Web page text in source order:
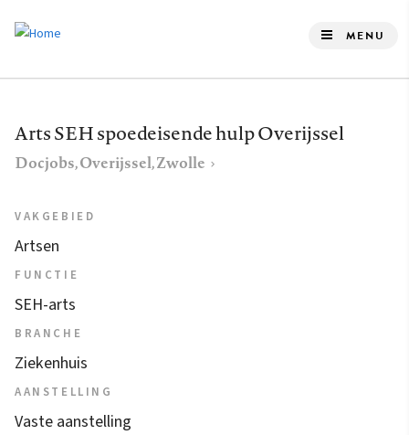
de
gaan
MENU
Arts SEH spoedeisende hulp Overijssel
Docjobs, Overijssel, Zwolle
VAKGEBIED
Artsen
FUNCTIE
SEH-arts
BRANCHE
Ziekenhuis
AANSTELLING
Vaste aanstelling